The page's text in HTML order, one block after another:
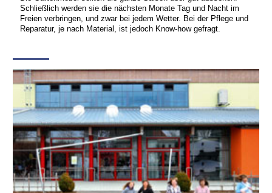
Schließlich werden sie die nächsten Monate Tag und Nacht im
Freien verbringen, und zwar bei jedem Wetter. Bei der Pflege und
Reparatur, je nach Material, ist jedoch Know-how gefragt.